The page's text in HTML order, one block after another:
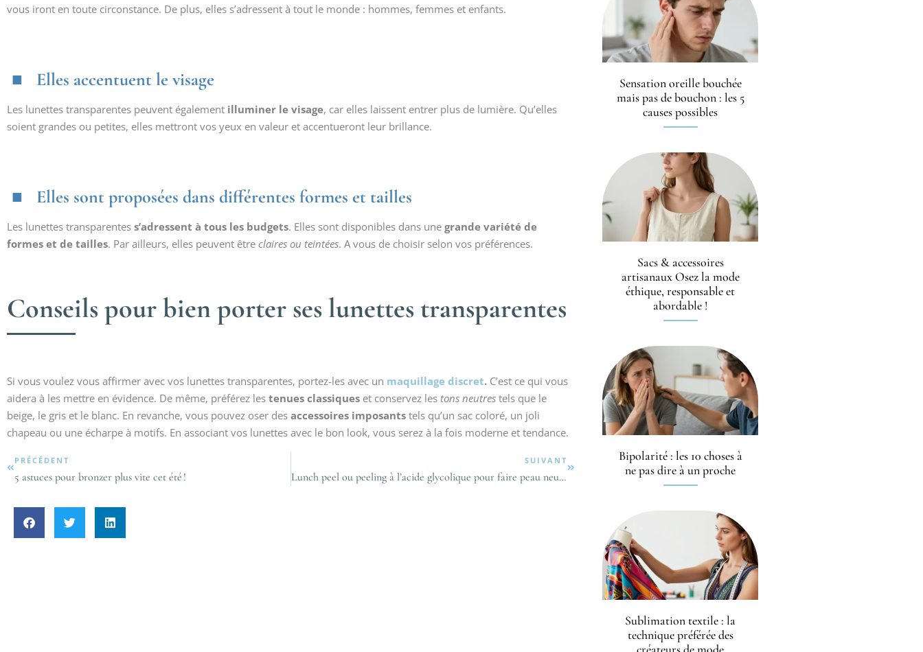
vous iront en toute circonstance. De plus, elles s’adressent à tout le monde : hommes, femmes et enfants.
Elles accentuent le visage
Les lunettes transparentes peuvent également illuminer le visage, car elles laissent entrer plus de lumière. Qu’elles
soient grandes ou petites, elles mettront vos yeux en valeur et accentueront leur brillance.
Elles sont proposées dans différentes formes et tailles
Les lunettes transparentes s’adressent à tous les budgets. Elles sont disponibles dans une grande variété de
formes et de tailles. Par ailleurs, elles peuvent être claires ou teintées. A vous de choisir selon vos préférences.
Conseils pour bien porter ses lunettes transparentes
Si vous voulez vous affirmer avec vos lunettes transparentes, portez-les avec un maquillage discret. C’est ce qui vous
aidera à les mettre en évidence. De même, préférez les tenues classiques et conservez les tons neutres tels que le
beige, le gris et le blanc. En revanche, vous pouvez oser des accessoires imposants tels qu’un sac coloré, un joli
chapeau ou une écharpe à motifs. En associant vos lunettes avec le bon look, vous serez à la fois moderne et tendance.
PRÉCÉDENT
5 astuces pour bronzer plus vite cet été !
SUIVANT
Lunch peel ou peeling à l’acide glycolique pour faire peau neuve en centre esthétique
Sensation oreille bouchée
mais pas de bouchon : les 5
causes possibles
Sacs & accessoires
artisanaux Osez la mode
éthique, responsable et
abordable !
Bipolarité : les 10 choses à
ne pas dire à un proche
Sublimation textile : la
technique préférée des